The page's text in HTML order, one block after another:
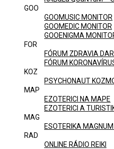
GOO
GOOMUSIC MONITOR
GOOMEDIC MONITOR
GOOENIGMA
FOR
FÓRUM ZDRAVIA
FÓRUM
KOZ
PSYCHONAUT
MAP
EZOTERICI NA MAPE
EZOTERICI A
MAG
ESOTERIKA
RAD
ONLINE RÁDIO REIKI